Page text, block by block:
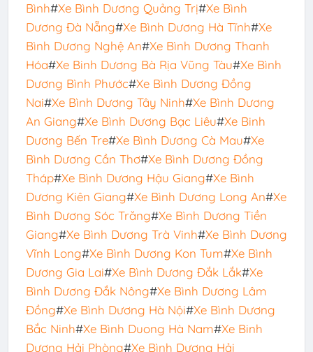
Bình#Xe Bình Dương Quảng Trị#Xe Bình
Dương Đà Nẵng#Xe Bình Dương Hà Tĩnh#Xe
Bình Dương Nghệ An#Xe Bình Dương Thanh
Hóa#Xe Binh Dương Bà Rịa Vũng Tàu#Xe Bình
Dương Bình Phước#Xe Bình Dương Đồng
Nai#Xe Bình Dương Tây Ninh#Xe Bình Dương
An Giang#Xe Bình Dương Bạc Liêu#Xe Binh
Dương Bến Tre#Xe Bình Dương Cà Mau#Xe
Bình Dương Cần Thơ#Xe Bình Dương Đồng
Tháp#Xe Bình Dương Hậu Giang#Xe Bình
Dương Kiên Giang#Xe Bình Dương Long An#Xe
Bình Dương Sóc Trăng#Xe Bình Dương Tiền
Giang#Xe Bình Dương Trà Vinh#Xe Bình Dương
Vĩnh Long#Xe Bình Dương Kon Tum#Xe Bình
Dương Gia Lai#Xe Bình Dương Đắk Lắk#Xe
Bình Dương Đắk Nông#Xe Bình Dương Lâm
Đồng#Xe Bình Dương Hà Nội#Xe Bình Dương
Bắc Ninh#Xe Bình Duong Hà Nam#Xe Binh
Dương Hải Phòng#Xe Bình Dương Hải